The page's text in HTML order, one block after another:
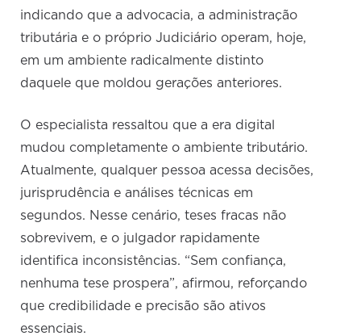
indicando que a advocacia, a administração
tributária e o próprio Judiciário operam, hoje,
em um ambiente radicalmente distinto
daquele que moldou gerações anteriores.
O especialista ressaltou que a era digital
mudou completamente o ambiente tributário.
Atualmente, qualquer pessoa acessa decisões,
jurisprudência e análises técnicas em
segundos. Nesse cenário, teses fracas não
sobrevivem, e o julgador rapidamente
identifica inconsistências. “Sem confiança,
nenhuma tese prospera”, afirmou, reforçando
que credibilidade e precisão são ativos
essenciais.